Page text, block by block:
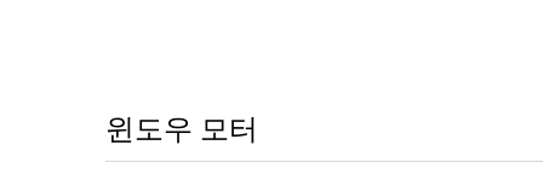
윈도우 모터